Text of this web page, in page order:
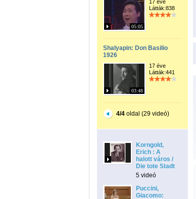
05:05
17 éve
Látták:838
Shalyapin: Don Basilio
1926
03:48
17 éve
Látták:441
4/4oldal (29 videó)
Korngold,
Erich : A
halott város /
Die tote Stadt
5 videó
Puccini,
Giacomo: